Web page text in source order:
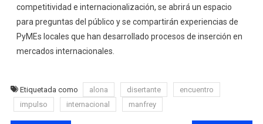
competitividad e internacionalización, se abrirá un espacio
para preguntas del público y se compartirán experiencias de
PyMEs locales que han desarrollado procesos de inserción en
mercados internacionales.
Etiquetada como alona disertante
encuentro
impulso
internacional manfrey